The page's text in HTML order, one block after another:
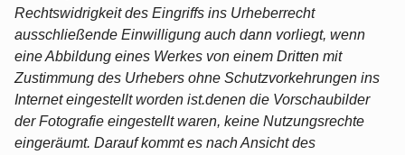
Rechtswidrigkeit des Eingriffs ins Urheberrecht
ausschließende Einwilligung auch dann vorliegt, wenn
eine Abbildung eines Werkes von einem Dritten mit
Zustimmung des Urhebers ohne Schutzvorkehrungen ins
Internet eingestellt worden ist.denen die Vorschaubilder
der Fotografie eingestellt waren, keine Nutzungsrechte
eingeräumt. Darauf kommt es nach Ansicht des